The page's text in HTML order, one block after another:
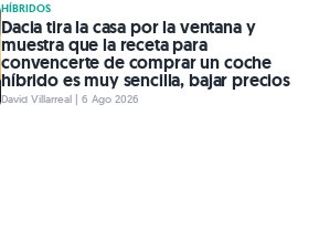
HÍBRIDOS
Dacia tira la casa por la ventana y
muestra que la receta para
convencerte de comprar un coche
híbrido es muy sencilla, bajar precios
David Villarreal | 6 Ago 2026